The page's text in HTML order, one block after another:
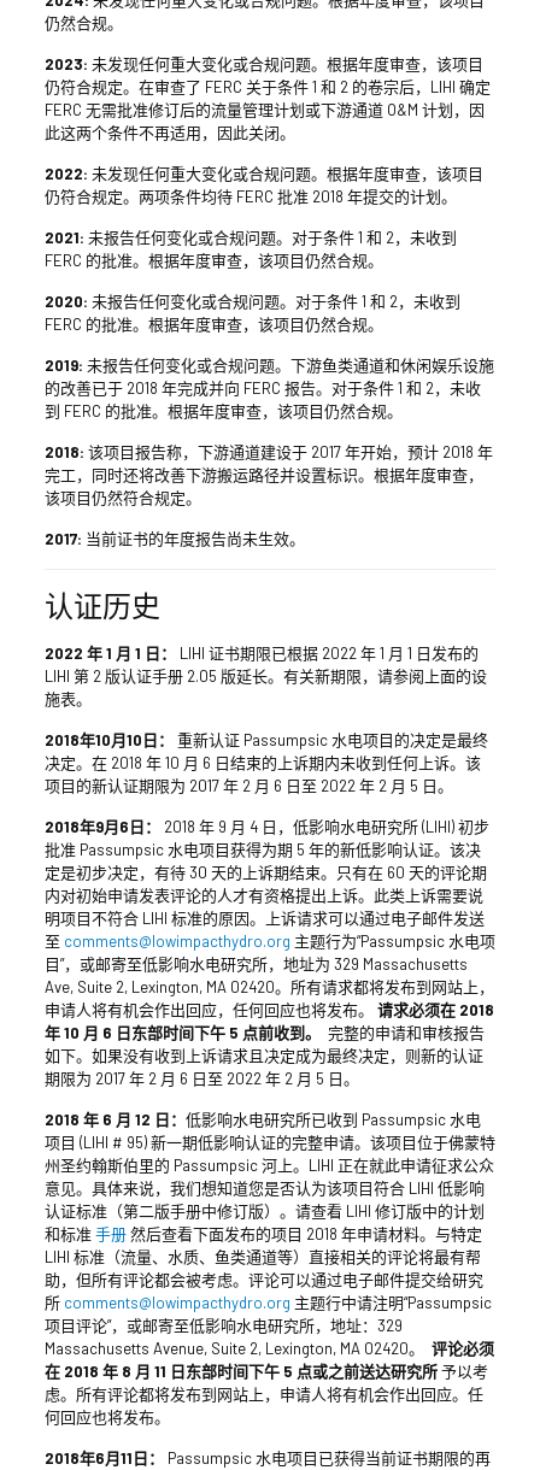
仍然合规。
2023: 未发现任何重大变化或合规问题。根据年度审查，该项目
仍符合规定。在审查了 FERC 关于条件 1 和 2 的卷宗后，LIHI 确定
FERC 无需批准修订后的流量管理计划或下游通道 O&M 计划，因
此这两个条件不再适用，因此关闭。
2022: 未发现任何重大变化或合规问题。根据年度审查，该项目
仍符合规定。两项条件均待 FERC 批准 2018 年提交的计划。
2021: 未报告任何变化或合规问题。对于条件 1 和 2，未收到
FERC 的批准。根据年度审查，该项目仍然合规。
2020: 未报告任何变化或合规问题。对于条件 1 和 2，未收到
FERC 的批准。根据年度审查，该项目仍然合规。
2019: 未报告任何变化或合规问题。下游鱼类通道和休闲娱乐设施
的改善已于 2018 年完成并向 FERC 报告。对于条件 1 和 2，未收
到 FERC 的批准。根据年度审查，该项目仍然合规。
2018: 该项目报告称，下游通道建设于 2017 年开始，预计 2018 年
完工，同时还将改善下游搬运路径并设置标识。根据年度审查，
该项目仍然符合规定。
2017: 当前证书的年度报告尚未生效。
认证历史
2022 年 1 月 1 日：
LIHI 证书期限已根据 2022 年 1 月 1 日发布的
LIHI 第 2 版认证手册 2.05 版延长。有关新期限，请参阅上面的设
施表。
2018年10月10日： 重新认证 Passumpsic 水电项目的决定是最终
决定。在 2018 年 10 月 6 日结束的上诉期内未收到任何上诉。该
项目的新认证期限为 2017 年 2 月 6 日至 2022 年 2 月 5 日。
2018年9月6日：
2018 年 9 月 4 日，低影响水电研究所 (LIHI) 初步
批准 Passumpsic 水电项目获得为期 5 年的新低影响认证。该决
定是初步决定，有待 30 天的上诉期结束。只有在 60 天的评论期
内对初始申请发表评论的人才有资格提出上诉。此类上诉需要说
明项目不符合 LIHI 标准的原因。上诉请求可以通过电子邮件发送
至 comments@lowimpacthydro.org 主题行为“Passumpsic 水电项
目”，或邮寄至低影响水电研究所，地址为 329 Massachusetts
Ave, Suite 2, Lexington, MA 02420。所有请求都将发布到网站上，
申请人将有机会作出回应，任何回应也将发布。 请求必须在 2018
年 10 月 6 日东部时间下午 5 点前收到。 完整的申请和审核报告
如下。如果没有收到上诉请求且决定成为最终决定，则新的认证
期限为 2017 年 2 月 6 日至 2022 年 2 月 5 日。
2018 年 6 月 12 日： 低影响水电研究所已收到 Passumpsic 水电
项目 (LIHI # 95) 新一期低影响认证的完整申请。该项目位于佛蒙特
州圣约翰斯伯里的 Passumpsic 河上。LIHI 正在就此申请征求公众
意见。具体来说，我们想知道您是否认为该项目符合 LIHI 低影响
认证标准（第二版手册中修订版）。请查看 LIHI 修订版中的计划
和标准手册然后查看下面发布的项目 2018 年申请材料。与特定
LIHI 标准（流量、水质、鱼类通道等）直接相关的评论将最有帮
助，但所有评论都会被考虑。评论可以通过电子邮件提交给研究
所 comments@lowimpacthydro.org 主题行中请注明“Passumpsic
项目评论”，或邮寄至低影响水电研究所，地址：329
Massachusetts Avenue, Suite 2, Lexington, MA 02420。 评论必须
在 2018 年 8 月 11 日东部时间下午 5 点或之前送达研究所予以考
虑。所有评论都将发布到网站上，申请人将有机会作出回应。任
何回应也将发布。
2018年6月11日： Passumpsic 水电项目已获得当前证书期限的再